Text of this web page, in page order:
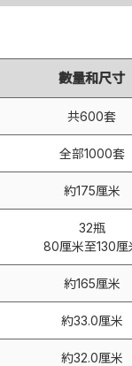
數量和尺寸
共600套
全部1000套
約175厘米
32瓶
80厘米至130厘
約165厘米
約33.0厘米
約32.0厘米